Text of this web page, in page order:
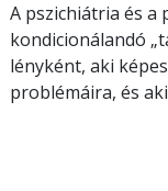
A pszichiátria és a
kondicionálandó
lényként, aki
problémáira, és